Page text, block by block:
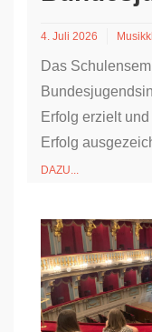
4. Juli 2026
Das
Erfolg erzielt
Erfolg
DAZU...